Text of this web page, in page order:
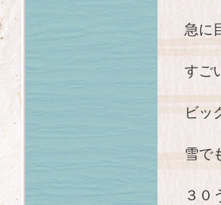
急に
すご
ビッ
雪で
３０